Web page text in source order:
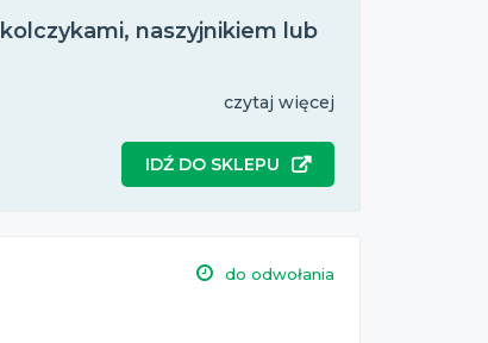
naszyjnikiem lub
czytaj więcej
IDŹ DO SKLEPU
do odwołania